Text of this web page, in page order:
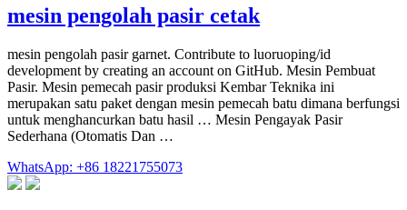
mesin pengolah pasir cetak
mesin pengolah pasir garnet. Contribute to luoruoping/id
development by creating an account on GitHub. Mesin Pembuat
Pasir. Mesin pemecah pasir produksi Kembar Teknika ini
merupakan satu paket dengan mesin pemecah batu dimana berfungsi
untuk menghancurkan batu hasil … Mesin Pengayak Pasir
Sederhana (Otomatis Dan …
WhatsApp: +86 18221755073